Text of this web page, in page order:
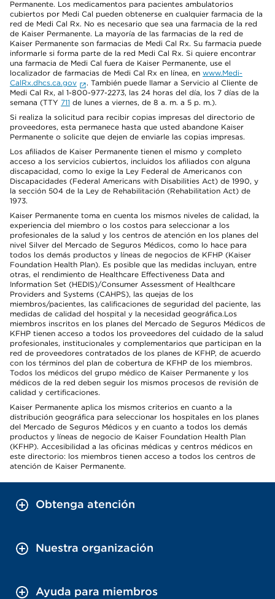
Permanente. Los medicamentos para pacientes ambulatorios
cubiertos por Medi Cal pueden obtenerse en cualquier farmacia de la
red de Medi Cal Rx. No es necesario que sea una farmacia de la red
de Kaiser Permanente. La mayoría de las farmacias de la red de
Kaiser Permanente son farmacias de Medi Cal Rx. Su farmacia puede
informarle si forma parte de la red Medi Cal Rx. Si quiere encontrar
una farmacia de Medi Cal fuera de Kaiser Permanente, use el
localizador de farmacias de Medi Cal Rx en línea, en www.Medi-
CalRx.dhcs.ca.gov
. También puede llamar a Servicio al Cliente de
Medi Cal Rx, al 1-800-977-2273, las 24 horas del día, los 7 días de la
semana (TTY 711 de lunes a viernes, de 8 a. m. a 5 p. m.).
Si realiza la solicitud para recibir copias impresas del directorio de
proveedores, esta permanece hasta que usted abandone Kaiser
Permanente o solicite que dejen de enviarle las copias impresas.
Los afiliados de Kaiser Permanente tienen el mismo y completo
acceso a los servicios cubiertos, incluidos los afiliados con alguna
discapacidad, como lo exige la Ley Federal de Americanos con
Discapacidades (Federal Americans with Disabilities Act) de 1990, y
la sección 504 de la Ley de Rehabilitación (Rehabilitation Act) de
1973.
Kaiser Permanente toma en cuenta los mismos niveles de calidad, la
experiencia del miembro o los costos para seleccionar a los
profesionales de la salud y los centros de atención en los planes del
nivel Silver del Mercado de Seguros Médicos, como lo hace para
todos los demás productos y líneas de negocios de KFHP (Kaiser
Foundation Health Plan). Es posible que las medidas incluyan, entre
otras, el rendimiento de Healthcare Effectiveness Data and
Information Set (HEDIS)/Consumer Assessment of Healthcare
Providers and Systems (CAHPS), las quejas de los
miembros/pacientes, las calificaciones de seguridad del paciente, las
medidas de calidad del hospital y la necesidad geográfica.Los
miembros inscritos en los planes del Mercado de Seguros Médicos de
KFHP tienen acceso a todos los proveedores del cuidado de la salud
profesionales, institucionales y complementarios que participan en la
red de proveedores contratados de los planes de KFHP, de acuerdo
con los términos del plan de cobertura de KFHP de los miembros.
Todos los médicos del grupo médico de Kaiser Permanente y los
médicos de la red deben seguir los mismos procesos de revisión de
calidad y certificaciones.
Kaiser Permanente aplica los mismos criterios en cuanto a la
distribución geográfica para seleccionar los hospitales en los planes
del Mercado de Seguros Médicos y en cuanto a todos los demás
productos y líneas de negocio de Kaiser Foundation Health Plan
(KFHP). Accesibilidad a las oficinas médicas y centros médicos en
este directorio: los miembros tienen acceso a todos los centros de
atención de Kaiser Permanente.
Obtenga atención
Nuestra organización
Ayuda para miembros